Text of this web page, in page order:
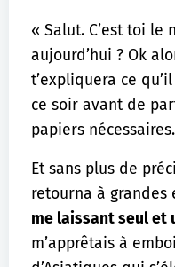
« Salut. C’est toi le
aujourd’hui ? Ok
t’expliquera ce
ce soir avant de
papiers
Et sans plus de
retourna à grandes
me laissant seul et
m’apprêtais à